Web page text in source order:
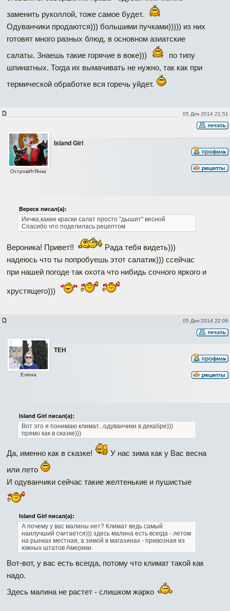
заменить руколлой, тоже самое будет.
Одуванчики продаются))) большими пучками))))) из них
готовят много разных блюд, в основном азиатские
салаты. Знаешь такие горячие в воке)))
по типу
шпинатных. Тогда их вымачивать не нужно, так как при
термической обработке вся горечь уйдет.
05 Дек 2014 21:51
Island Girl
ОстровИтЯнка
Вереск писал(а):
Иечка,какие краски салат просто "дышит" весной
Спасибо что поделилась рецептом
Вероника! Привет!!
Рада тебя видеть)))
надеюсь что ты попробуешь этот салатик))) ссейчас
при нашей погоде так охота что нибидь сочного яркого и
хрустящего)))
05 Дек 2014 22:06
ТЕН
Елена
Island Girl писал(а):
Вот это я понимаю климат...одуванчики в декабре)))
прямо как в сказке)))
Да, именно как в сказке!
У нас зима как у Вас весна
или лето
И одуванчики сейчас такие желтенькие и пушистые
Island Girl писал(а):
А почему у вас малины нет? Климат ведь самый
наилучший считается))) здесь малина есть всегда - летом
на рынках местная, а зимой в магазинах - привозная из
южных штатов Америки.
Вот-вот, у вас есть всегда, потому что климат такой как
надо.
Здесь малина не растет - слишком жарко